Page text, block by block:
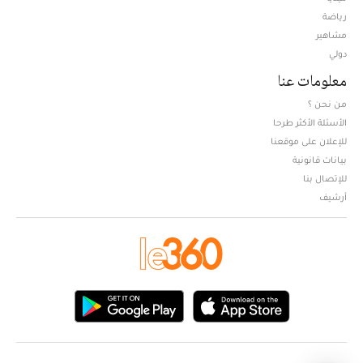
رياضة
مشاهير
دولي
معلومات عنا
من نحن ؟
الأسئلة الأكثر طرحا
للإعلان على موقعنا
بيانات قانونية
للإتصال بنا
أرشيف